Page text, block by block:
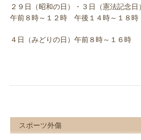
２９日（昭和の日）・３日（憲法記念
午前８時～１２時 午後１４時～１８時
４日（みどりの日）午前８時～１６時
スポーツ外傷